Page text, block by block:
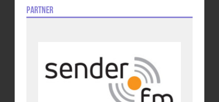
Partner